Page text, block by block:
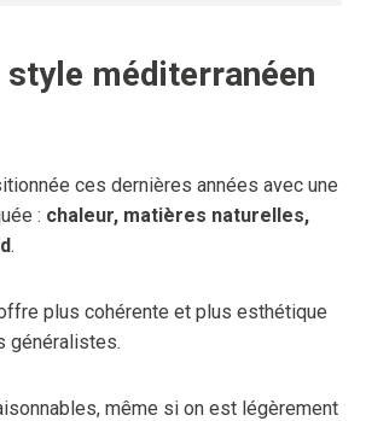
méditerranéen
ces dernières années avec une
: chaleur, matières naturelles,
.
plus cohérente et plus esthétique
généralistes.
même si on est légèrement